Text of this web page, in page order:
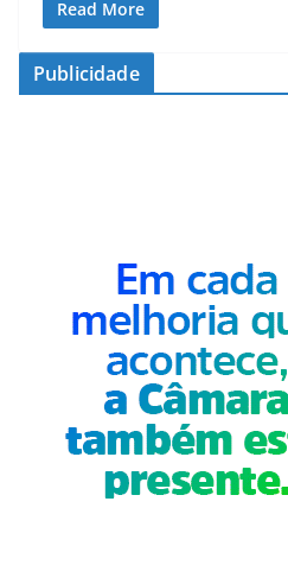
Read More
Publicidade